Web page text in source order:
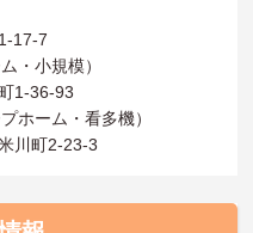
17-7
・小規模）
1-36-93
ホーム・看多機）
川町2-23-3